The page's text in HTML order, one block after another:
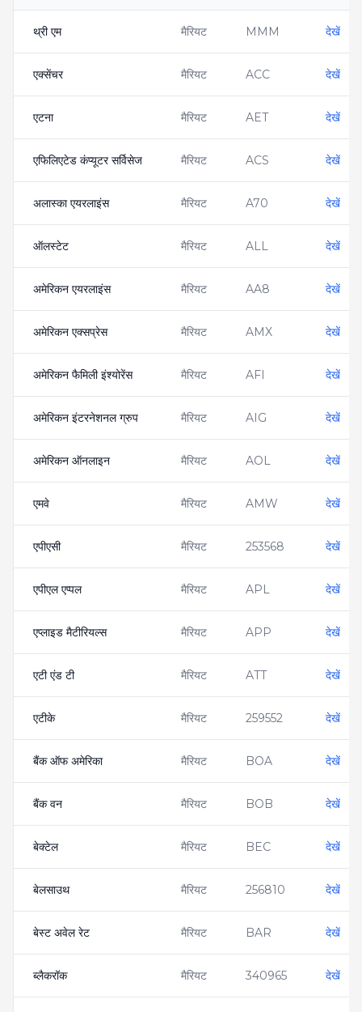
थ्री एम मैरियट MMM देखें
एक्सेंचर मैरियट ACC देखें
एटना मैरियट AET देखें
एफिलिएटेड कंप्यूटर सर्विसेज मैरियट ACS देखें
अलास्का एयरलाइंस मैरियट A70 देखें
ऑलस्टेट मैरियट ALL देखें
अमेरिकन एयरलाइंस मैरियट AA8 देखें
अमेरिकन एक्सप्रेस मैरियट AMX देखें
अमेरिकन फैमिली इंश्योरेंस मैरियट AFI देखें
अमेरिकन इंटरनेशनल ग्रुप मैरियट AIG देखें
अमेरिकन ऑनलाइन मैरियट AOL देखें
एमवे मैरियट AMW देखें
एपीएसी मैरियट 253568 देखें
एपीएल एप्पल मैरियट APL देखें
एप्लाइड मैटीरियल्स मैरियट APP देखें
एटी एंड टी मैरियट ATT देखें
एटीके मैरियट 259552 देखें
बैंक ऑफ अमेरिका मैरियट BOA देखें
बैंक वन मैरियट BOB देखें
बेक्टेल मैरियट BEC देखें
बेलसाउथ मैरियट 256810 देखें
बेस्ट अवेल रेट मैरियट BAR देखें
ब्लैकरॉक मैरियट 340965 देखें